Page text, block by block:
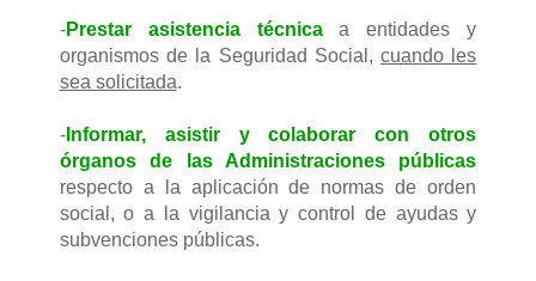
-Prestar asistencia técnicaa entidades y
organismos de la Seguridad Social,cuando les
sea solicitada.
-Informar, asistir y colaborar con otros
órganos de las Administraciones públicas
respecto a la aplicación de normas de orden
social, o a la vigilancia y control de ayudas y
subvenciones públicas.